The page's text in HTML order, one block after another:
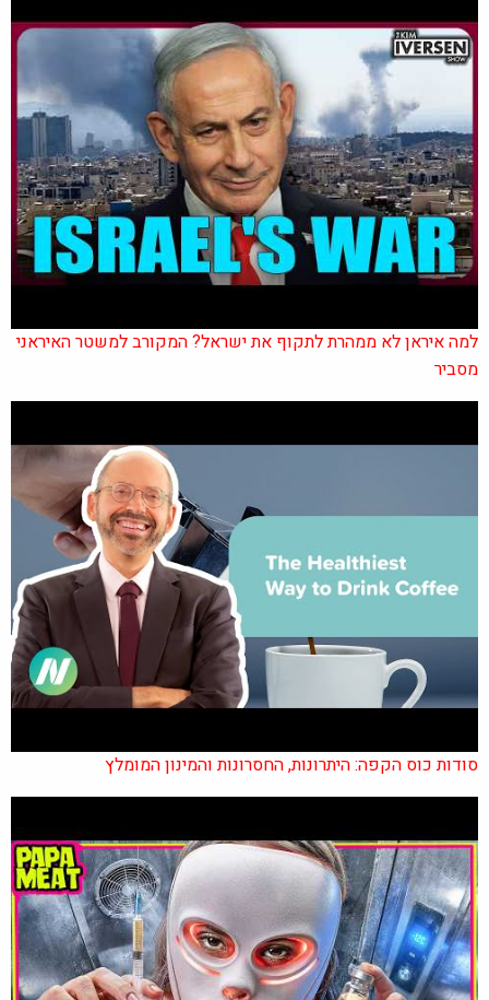
למה איראן לא ממהרת לתקוף את ישראל? המקורב למשטר האיראני
מסביר
סודות כוס הקפה: היתרונות, החסרונות והמינון המומלץ